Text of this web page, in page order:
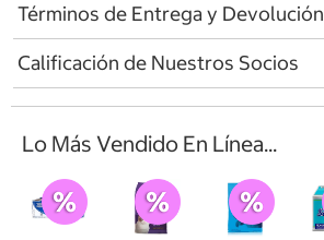
Términos de Entrega y Devolución
Calificación de Nuestros Socios
Lo Más Vendido En Línea...